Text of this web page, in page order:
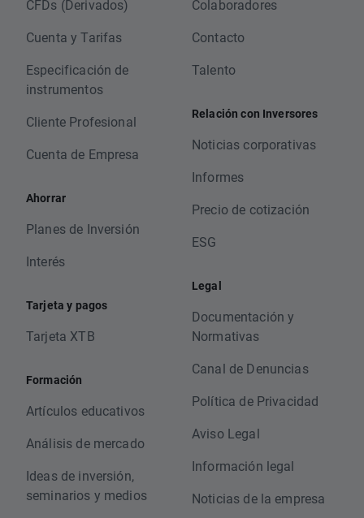
CFDs (Derivados)
Cuenta y Tarifas
Especificación de
instrumentos
Cliente Profesional
Cuenta de Empresa
Ahorrar
Planes de Inversión
Interés
Tarjeta y pagos
Tarjeta XTB
Formación
Artículos educativos
Análisis de mercado
Ideas de inversión,
seminarios y medios
Colaboradores
Contacto
Talento
Relación con Inversores
Noticias corporativas
Informes
Precio de cotización
ESG
Legal
Documentación y
Normativas
Canal de Denuncias
Política de Privacidad
Aviso Legal
Información legal
Noticias de la empresa